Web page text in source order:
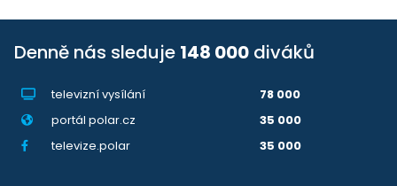
Denně nás sleduje 148 000 diváků
televizní vysílání
78 000
portál polar.cz
35 000
televize.polar
35 000